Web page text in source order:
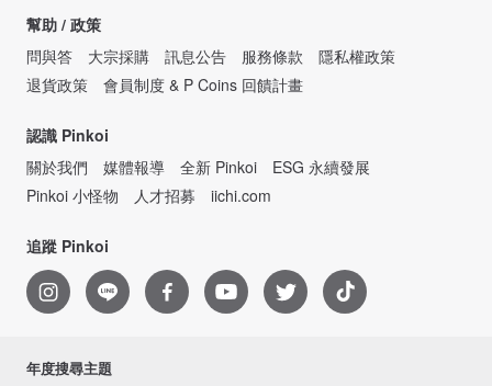
幫助 / 政策
問與答
大宗採購 訊息公告 服務條款
隱私權政策
退貨政策
會員制度 & P Coins 回饋計畫
認識 Pinkoi
關於我們
媒體報導 全新 Pinkoi
ESG 永續發展
Pinkoi 小怪物
人才招募 iichi.com
追蹤 Pinkoi
年度搜尋主題